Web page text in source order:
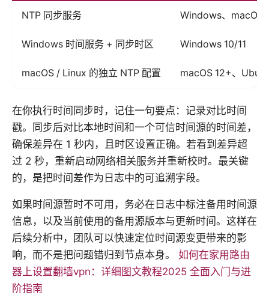
NTP 同步服务 Windows、macOS
Windows 时间服务 + 同步时区 Windows 10/11
macOS / Linux 的独立 NTP 配置 macOS 12+、
在你执行时间同步时，记住一句要点：记录对比时间
戳。同步后对比本地时间和一个可信时间源的时间差，
确保差异在 1 秒内，且时区设置正确。若看到差异超
过 2 秒，重新启动网络相关服务并重新校时。最关键
的，是把时间差作为日志中的可追溯字段。
如果时间源暂时不可用，务必在日志中标注备用时间源
信息，以及当前使用的备用源版本与更新时间。这样在
后续分析中，团队可以快速定位时间源变更带来的影
响，而不是把问题错归到节点本身。 如何在家用路由
器上设置翻墙vpn：详细图文教程2025 全面入门与进
阶指南